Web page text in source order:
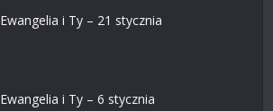
Ewangelia i Ty – 21 stycznia
Ewangelia i Ty – 6 stycznia